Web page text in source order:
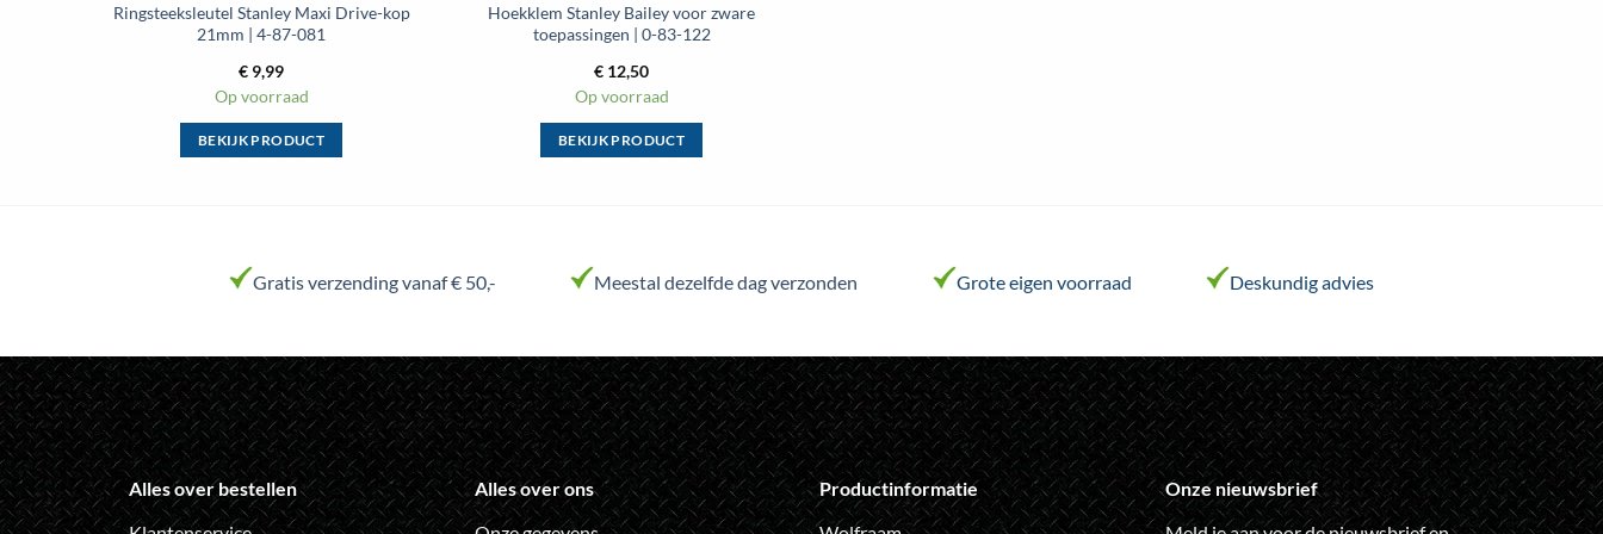
Ringsteeksleutel Stanley Maxi Drive-kop
21mm | 4-87-081
€ 9,99
Op voorraad
BEKIJK PRODUCT
variaties.
kan
gekozen
worden
op
de
productpagina
Hoekklem Stanley Bailey voor zware
toepassingen | 0-83-122
€ 12,50
Op voorraad
BEKIJK PRODUCT
variaties.
kan
gekozen
worden
op
de
productpagina
Gratis verzending vanaf € 50,- Meestal dezelfde dag verzonden Grote eigen voorraad Deskundig advies
Alles over bestellen
Alles over ons
Productinformatie
Onze nieuwsbrief